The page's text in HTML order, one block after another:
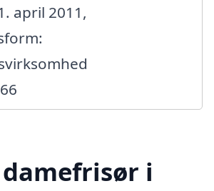
april 2011,
i